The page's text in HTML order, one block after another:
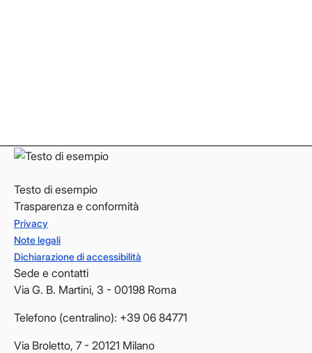
Testo di esempio
Trasparenza e conformità
Privacy
Note legali
Dichiarazione di accessibilità
Sede e contatti
Via G. B. Martini, 3 - 00198 Roma
Telefono (centralino): +39 06 84771
Via Broletto, 7 - 20121 Milano